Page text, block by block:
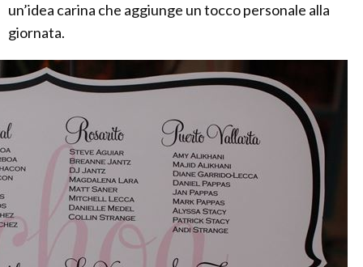
un’idea carina che aggiunge un tocco personale alla
giornata.